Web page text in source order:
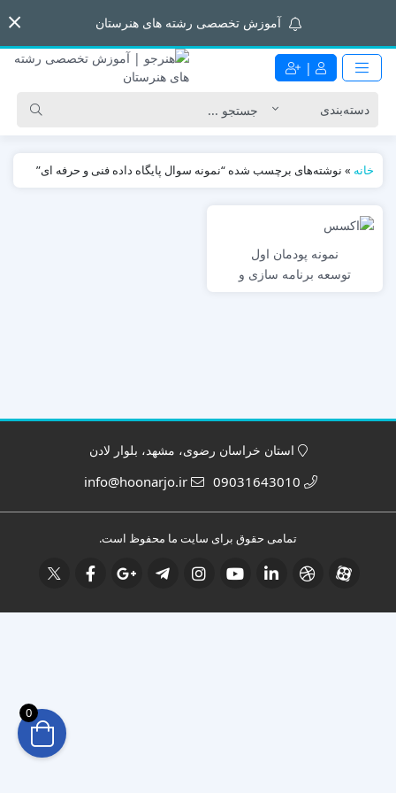
آموزش تخصصی رشته های هنرستان
|
خانه » نوشته‌های برچسب شده “نمونه سوال پایگاه داده فنی و حرفه ای”
نمونه پودمان اول
توسعه برنامه سازی و
پایگاه داده
استان خراسان رضوی، مشهد، بلوار لادن
09031643010
info@hoonarjo.ir
تمامی حقوق برای سایت ما محفوظ است.
0